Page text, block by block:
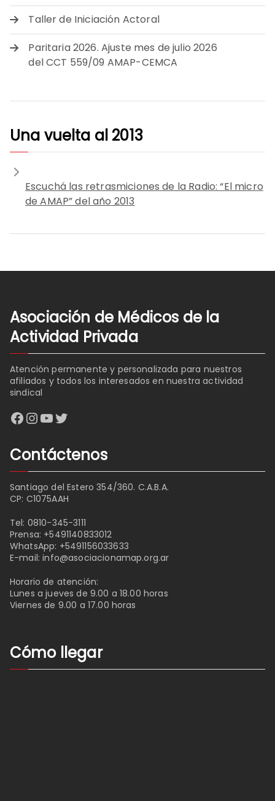
Taller de Iniciación Actoral
Paritaria 2026. Ajuste mes de julio 2026
del CCT 559/09 AMAP-CEMCA
Una vuelta al 2013
Escuchá las retrasmiciones de la Radio: “El micro
de AMAP” del año 2013
Asociación de Médicos de la
Actividad Privada
Atención permanente y personalizada para nuestros
afiliados y todos los interesados en nuestra actividad
sindical
Facebook
Instagram
YouTube
Twitter
Contáctenos
Santiago del Estero 354/360. C.A.B.A.
CP: C1075AAH
Tel: 0810-345-3111
Prensa: +5491140833012
WhatsApp: +5491156033633
E-mail:info@asociacionamap.org.ar
Horario de atención:
Lunes a jueves de 9.00 a 18.00 horas
Viernes de 9.00 a 17.00 horas
Cómo llegar